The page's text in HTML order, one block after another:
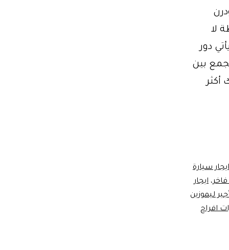
لا
دور
بين
أكثر
ايجار سيارة
فاخر، ايجار
ليموزين
افراح